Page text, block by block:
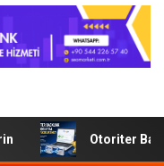
Otoriter